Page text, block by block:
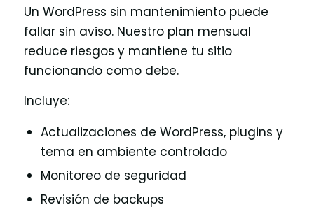
Un WordPress sin mantenimiento puede
fallar sin aviso. Nuestro plan mensual
reduce riesgos y mantiene tu sitio
funcionando como debe.
Incluye:
Actualizaciones de WordPress, plugins y
tema en ambiente controlado
Monitoreo de seguridad
Revisión de backups